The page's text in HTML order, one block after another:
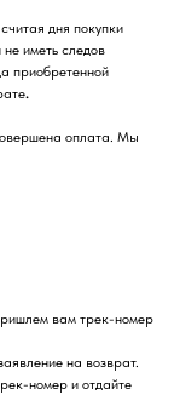
дня покупки
иметь следов
приобретенной
.
оплата. Мы
вам трек-номер
на возврат.
номер и отдайте